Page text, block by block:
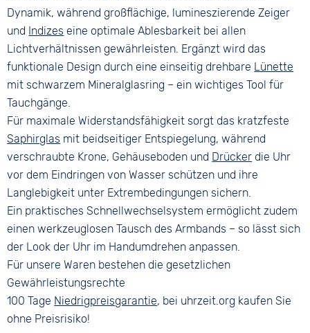
Dynamik, während großflächige, lumineszierende Zeiger
und Indizes eine optimale Ablesbarkeit bei allen
Lichtverhältnissen gewährleisten. Ergänzt wird das
funktionale Design durch eine einseitig drehbare Lünette
mit schwarzem Mineralglasring – ein wichtiges Tool für
Tauchgänge.
Für maximale Widerstandsfähigkeit sorgt das kratzfeste
Saphirglas mit beidseitiger Entspiegelung, während
verschraubte Krone, Gehäuseboden und Drücker die Uhr
vor dem Eindringen von Wasser schützen und ihre
Langlebigkeit unter Extrembedingungen sichern.
Ein praktisches Schnellwechselsystem ermöglicht zudem
einen werkzeuglosen Tausch des Armbands – so lässt sich
der Look der Uhr im Handumdrehen anpassen.
Für unsere Waren bestehen die gesetzlichen
Gewährleistungsrechte
100 Tage Niedrigpreisgarantie, bei uhrzeit.org kaufen Sie
ohne Preisrisiko!